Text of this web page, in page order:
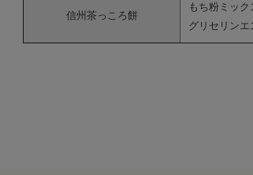
信州茶っころ餅
もち粉ミッ
グリセリンエ